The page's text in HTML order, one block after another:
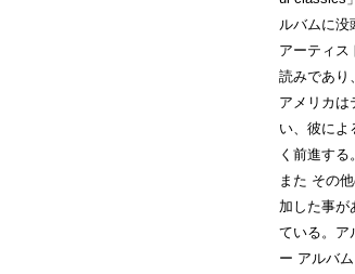
ルバムに没
アーティス
読みであり
アメリカは
い、彼によ
く前進す
また その
加した事が
ている。ア
ー アルバ